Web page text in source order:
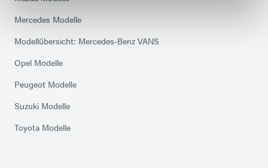
Mercedes Modelle
Modellübersicht: Mercedes-Benz VANS
Opel Modelle
Peugeot Modelle
Suzuki Modelle
Toyota Modelle